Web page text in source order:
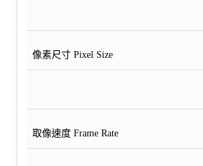
像素尺寸 Pixel Size
取像速度 Frame Rate